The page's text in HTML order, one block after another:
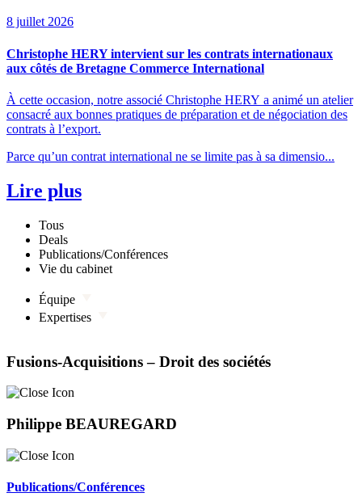
8 juillet 2026
Christophe HERY intervient sur les contrats internationaux
aux côtés de Bretagne Commerce International
À cette occasion, notre associé Christophe HERY a animé un atelier
consacré aux bonnes pratiques de préparation et de négociation des
contrats à l’export.
Parce qu’un contrat international ne se limite pas à sa dimensio...
Lire plus
Tous
Deals
Publications/Conférences
Vie du cabinet
Équipe
Expertises
Fusions-Acquisitions – Droit des sociétés
Philippe BEAUREGARD
Publications/Conférences